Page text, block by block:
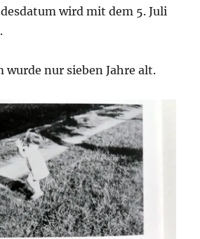
wird mit dem 5. Juli
nur sieben Jahre alt.